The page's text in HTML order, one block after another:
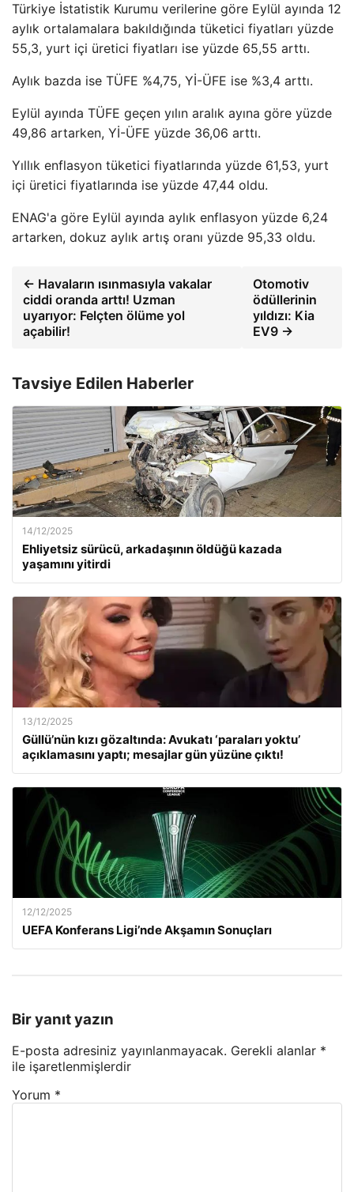
Türkiye İstatistik Kurumu verilerine göre Eylül ayında 12
aylık ortalamalara bakıldığında tüketici fiyatları yüzde
55,3, yurt içi üretici fiyatları ise yüzde 65,55 arttı.
Aylık bazda ise TÜFE %4,75, Yİ-ÜFE ise %3,4 arttı.
Eylül ayında TÜFE geçen yılın aralık ayına göre yüzde
49,86 artarken, Yİ-ÜFE yüzde 36,06 arttı.
Yıllık enflasyon tüketici fiyatlarında yüzde 61,53, yurt
içi üretici fiyatlarında ise yüzde 47,44 oldu.
ENAG'a göre Eylül ayında aylık enflasyon yüzde 6,24
artarken, dokuz aylık artış oranı yüzde 95,33 oldu.
← Havaların ısınmasıyla vakalar
ciddi oranda arttı! Uzman
uyarıyor: Felçten ölüme yol
açabilir!
Otomotiv
ödüllerinin
yıldızı: Kia
EV9 →
Tavsiye Edilen Haberler
14/12/2025
Ehliyetsiz sürücü, arkadaşının öldüğü kazada
yaşamını yitirdi
13/12/2025
Güllü’nün kızı gözaltında: Avukatı ‘paraları yoktu’
açıklamasını yaptı; mesajlar gün yüzüne çıktı!
12/12/2025
UEFA Konferans Ligi’nde Akşamın Sonuçları
Bir yanıt yazın
E-posta adresiniz yayınlanmayacak. Gerekli alanlar *
ile işaretlenmişlerdir
Yorum *